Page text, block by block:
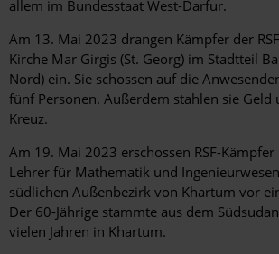
allem im Bundesstaat West-Darfur.
Am 13. Mai 2023 drangen Kämpfer der
Kirche Mar Girgis (St. Georg) im Stadtteil
Nord) ein. Sie schossen auf die
fünf Personen. Außerdem stahlen sie Geld
Kreuz.
Am 19. Mai 2023 erschossen RSF-
Lehrer für Mathematik und
südlichen Außenbezirk von Khartum vor
Der 60-Jährige stammte aus dem
vielen Jahren in Khartum.